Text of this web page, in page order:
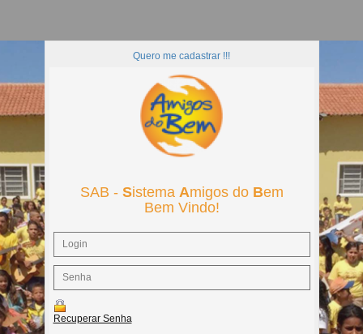
Quero me cadastrar !!!
SAB - Sistema Amigos do Bem
Bem Vindo!
Recuperar Senha